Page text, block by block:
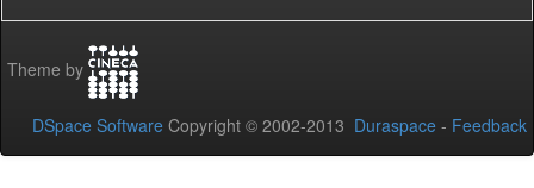
Theme by
DSpace Software Copyright © 2002-2013 Duraspace - Feedback